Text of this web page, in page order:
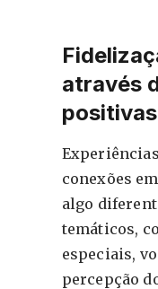
através
positivas
conexões
algo
temáticos,
especiais,
percepção